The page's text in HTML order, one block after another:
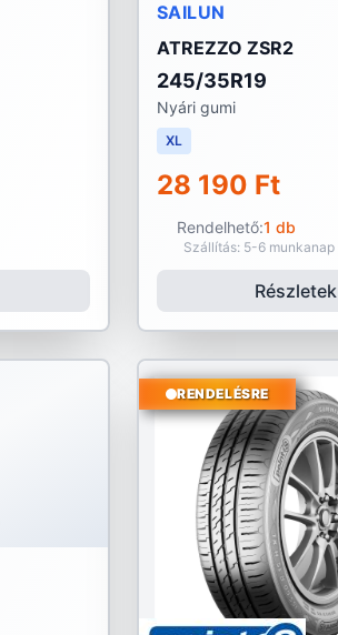
SAILUN
ATREZZO ZSR2
245/35R19
Nyári gumi
XL
28 190 Ft
Rendelhető:1 db
Szállítás: 5-6 munkanap
Részletek
RENDELÉSRE